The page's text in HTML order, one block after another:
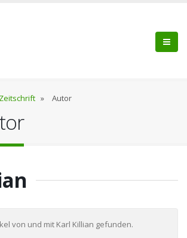
» Autor
von und mit Karl Killian gefunden.